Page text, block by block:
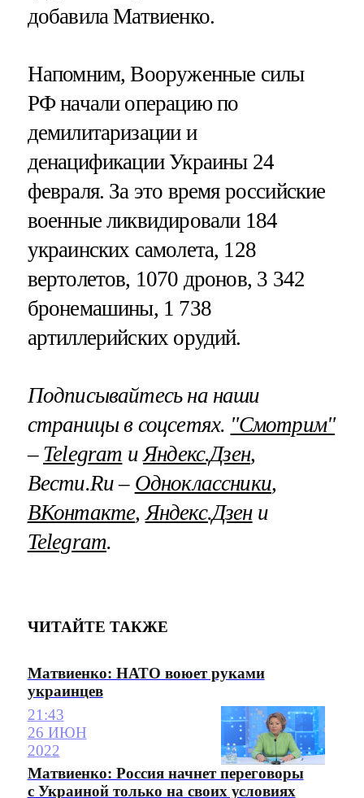
добавила Матвиенко.
Напомним, Вооруженные силы
РФ начали операцию по
демилитаризации и
денацификации Украины 24
февраля. За это время российские
военные ликвидировали 184
украинских самолета, 128
вертолетов, 1070 дронов, 3 342
бронемашины, 1 738
артиллерийских орудий.
Подписывайтесь на наши
страницы в соцсетях. "Смотрим"
– Telegram иЯндекс.Дзен,
Вести.Ru – Одноклассники,
ВКонтакте,Яндекс.Дзени
Telegram.
ЧИТАЙТЕ ТАКЖЕ
Матвиенко: НАТО воюет руками
украинцев
21:43
26 ИЮН
2022
Матвиенко: Россия начнет переговоры
с Украиной только на своих условиях